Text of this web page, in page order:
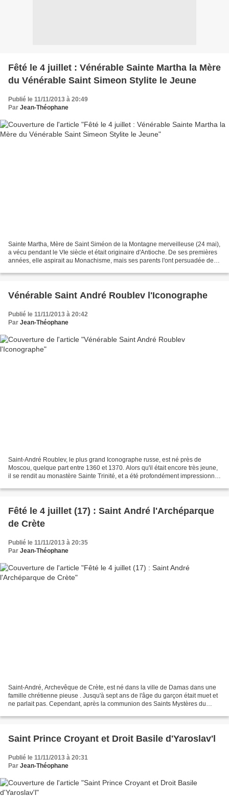
Fêté le 4 juillet : Vénérable Sainte Martha la Mère
du Vénérable Saint Simeon Stylite le Jeune
Publié le 11/11/2013 à 20:49
Par Jean-Théophane
Sainte Martha, Mère de Saint Siméon de la Montagne merveilleuse (24 mai),
a vécu pendant le VIe siècle et était originaire d'Antioche. De ses premières
années, elle aspirait au Monachisme, mais ses parents l'ont persuadée de
Vénérable Saint André Roublev l'Iconographe
Publié le 11/11/2013 à 20:42
Par Jean-Théophane
Saint-André Roublev, le plus grand Iconographe russe, est né près de
Moscou, quelque part entre 1360 et 1370. Alors qu'il était encore très jeune,
il se rendit au monastère Sainte Trinité, et a été profondément impressionné
Fêté le 4 juillet (17) : Saint André l'Archéparque
de Crète
Publié le 11/11/2013 à 20:35
Par Jean-Théophane
Saint-André, Archevêque de Crète, est né dans la ville de Damas dans une
famille chrétienne pieuse . Jusqu'à sept ans de l'âge du garçon était muet et
ne parlait pas. Cependant, après la communion des Saints Mystères du
Saint Prince Croyant et Droit Basile d'Yaroslav'l
Publié le 11/11/2013 à 20:31
Par Jean-Théophane